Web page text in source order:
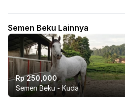
Semen Beku Lainnya
Rp 250,000
Semen Beku - Kuda